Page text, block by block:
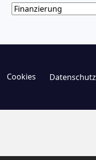
Kategorien
Cookies Datenschutz